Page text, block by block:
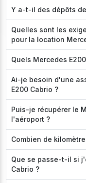
Y a-t-il des dépôts
Quelles sont les
pour la location
Quels Mercedes
Ai-je besoin d'une
E200 Cabrio ?
Puis-je récupérer le
l'aéroport ?
Combien de
Que se passe-t-il si
Cabrio ?